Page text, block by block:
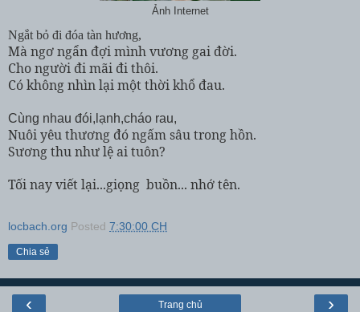
Ảnh Internet
Ngắt bỏ đi đóa tàn hương,
Mà ngơ ngẩn đợi mình vương gai đời.
Cho người đi mãi đi thôi.
Có không nhìn lại một thời khổ đau.
Cùng nhau đói,lạnh,cháo rau,
Nuôi yêu thương đó ngấm sâu trong hồn.
Sương thu như lệ ai tuôn?
Tối nay viết lại...giọng buồn... nhớ tên.
locbach.org Posted 7:30:00 CH
Chia sẻ
‹ ›
Trang chủ